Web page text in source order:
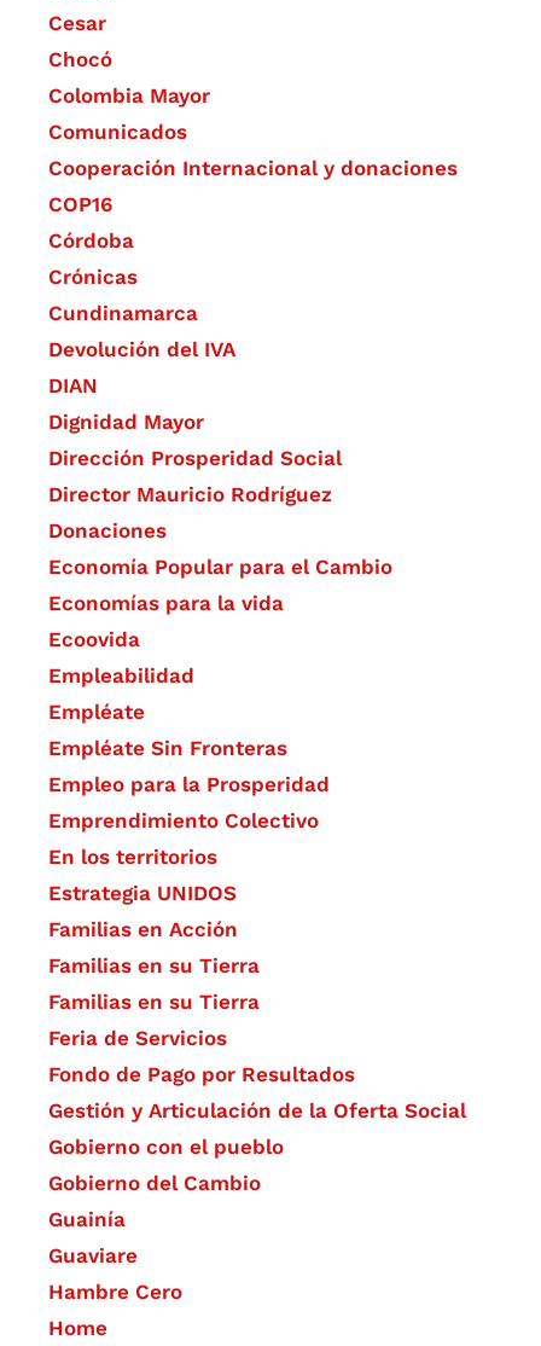
Cesar
Chocó
Colombia Mayor
Comunicados
Cooperación Internacional y donaciones
COP16
Córdoba
Crónicas
Cundinamarca
Devolución del IVA
DIAN
Dignidad Mayor
Dirección Prosperidad Social
Director Mauricio Rodríguez
Donaciones
Economía Popular para el Cambio
Economías para la vida
Ecoovida
Empleabilidad
Empléate
Empléate Sin Fronteras
Empleo para la Prosperidad
Emprendimiento Colectivo
En los territorios
Estrategia UNIDOS
Familias en Acción
Familias en su Tierra
Familias en su Tierra
Feria de Servicios
Fondo de Pago por Resultados
Gestión y Articulación de la Oferta Social
Gobierno con el pueblo
Gobierno del Cambio
Guainía
Guaviare
Hambre Cero
Home